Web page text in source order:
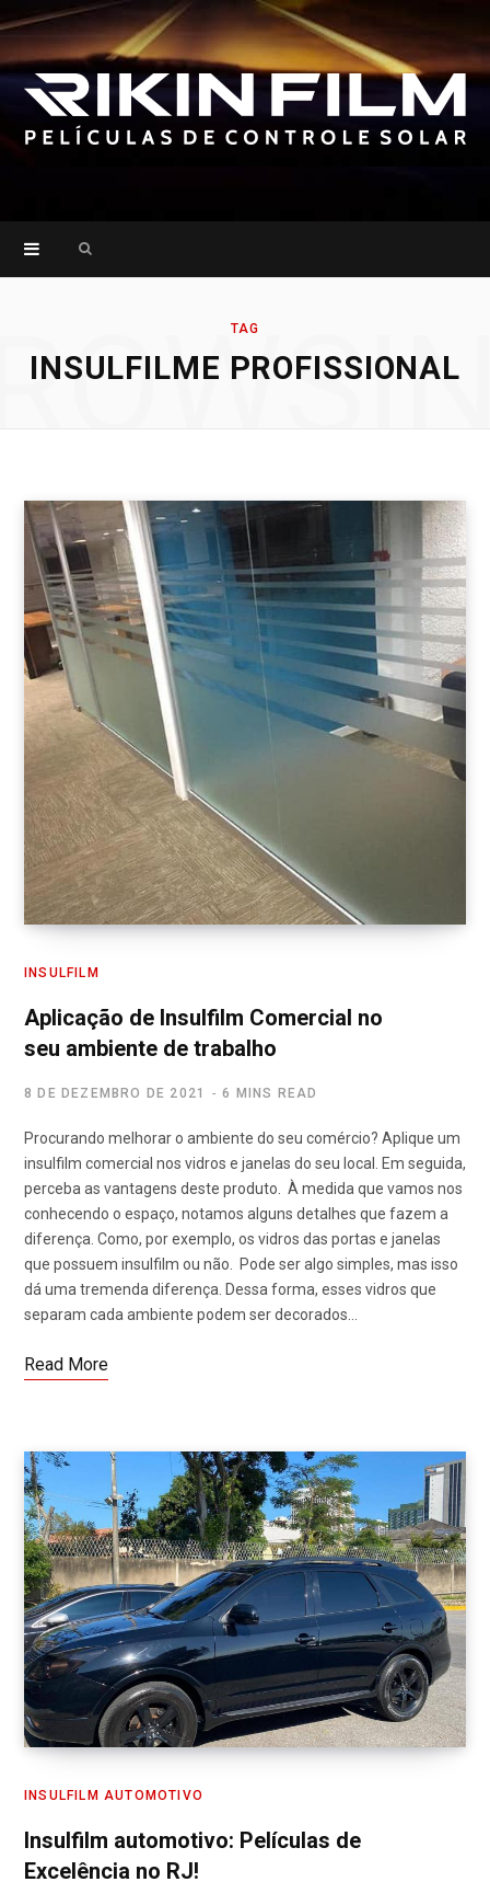
TAG
INSULFILME PROFISSIONAL
INSULFILM
Aplicação de Insulfilm Comercial no
seu ambiente de trabalho
8 DE DEZEMBRO DE 2021 6 MINS READ
Procurando melhorar o ambiente do seu comércio? Aplique um
insulfilm comercial nos vidros e janelas do seu local. Em seguida,
perceba as vantagens deste produto. À medida que vamos nos
conhecendo o espaço, notamos alguns detalhes que fazem a
diferença. Como, por exemplo, os vidros das portas e janelas
que possuem insulfilm ou não. Pode ser algo simples, mas isso
dá uma tremenda diferença. Dessa forma, esses vidros que
separam cada ambiente podem ser decorados…
Read More
INSULFILM AUTOMOTIVO
Insulfilm automotivo: Películas de
Excelência no RJ!